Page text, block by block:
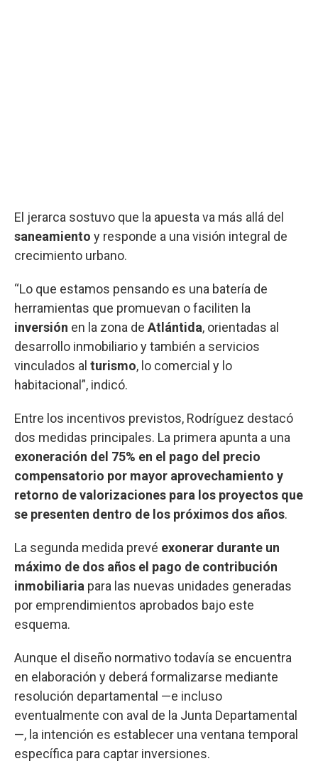
El jerarca sostuvo que la apuesta va más allá del
saneamiento y responde a una visión integral de
crecimiento urbano.
“Lo que estamos pensando es una batería de
herramientas que promuevan o faciliten la
inversión en la zona de Atlántida, orientadas al
desarrollo inmobiliario y también a servicios
vinculados al turismo, lo comercial y lo
habitacional”, indicó.
Entre los incentivos previstos, Rodríguez destacó
dos medidas principales. La primera apunta a una
exoneración del 75% en el pago del precio
compensatorio por mayor aprovechamiento y
retorno de valorizaciones para los proyectos que
se presenten dentro de los próximos dos años.
La segunda medida prevé exonerar durante un
máximo de dos años el pago de contribución
inmobiliaria para las nuevas unidades generadas
por emprendimientos aprobados bajo este
esquema.
Aunque el diseño normativo todavía se encuentra
en elaboración y deberá formalizarse mediante
resolución departamental —e incluso
eventualmente con aval de la Junta Departamental
—, la intención es establecer una ventana temporal
específica para captar inversiones.